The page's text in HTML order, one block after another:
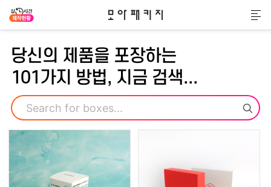
모아패키지
메
당신의 제품을 포장하는
101가지 방법, 지금 검색...
검색